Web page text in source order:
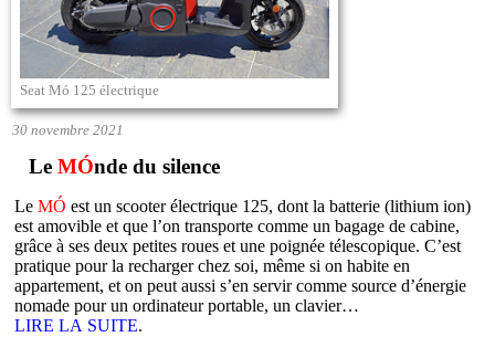
Seat Mó 125 électrique
30 novembre 2021
Le MÓnde du silence
LeMÓ est un scooter électrique 125, dont la batterie (lithium ion)
est amovible et que l’on transporte comme un bagage de cabine,
grâce à ses deux petites roues et une poignée télescopique. C’est
pratique pour la recharger chez soi, même si on habite en
appartement, et on peut aussi s’en servir comme source d’énergie
nomade pour un ordinateur portable, un clavier…
LIRE LA SUITE.